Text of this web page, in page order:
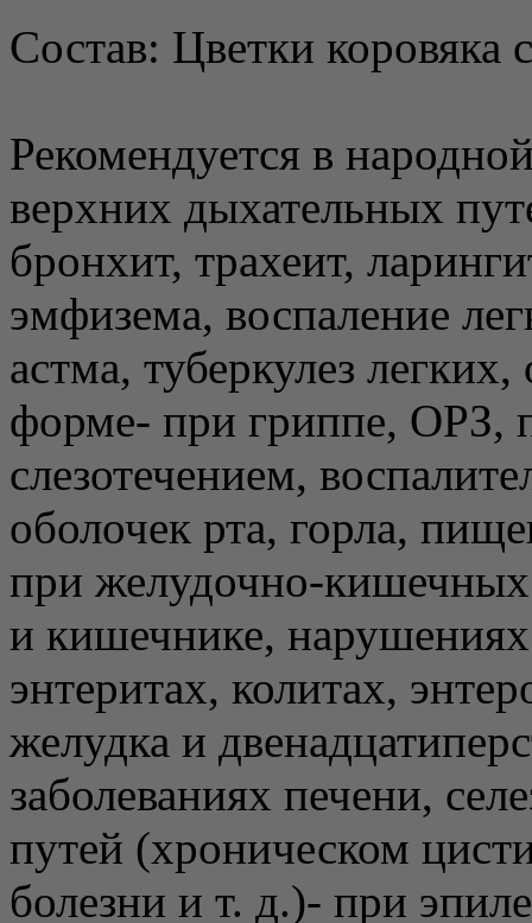
Состав: Цветки коровяка
Рекомендуется в
верхних дыхательных
бронхит, трахеит,
эмфизема, воспаление
астма, туберкулез
форме- при гриппе, ОРЗ,
слезотечением,
оболочек рта, горла,
при желудочно-кишечных
и кишечнике,
энтеритах, колитах,
желудка и
заболеваниях печени,
путей (хроническом
болезни и т. д.)- при